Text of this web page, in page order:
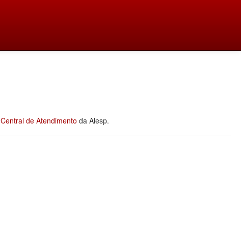
Central de Atendimento da Alesp.